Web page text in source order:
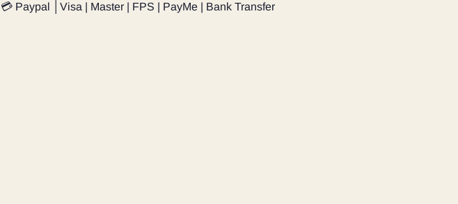
💳 Paypal │Visa | Master | FPS | PayMe | Bank Transfer